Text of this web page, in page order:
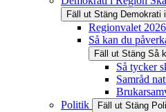
Fäll ut Stäng Demokrati
Regionvalet 2026
Så kan du
Fäll ut Stäng Så
Så tycker
Samråd
Politik
Fäll ut Stäng